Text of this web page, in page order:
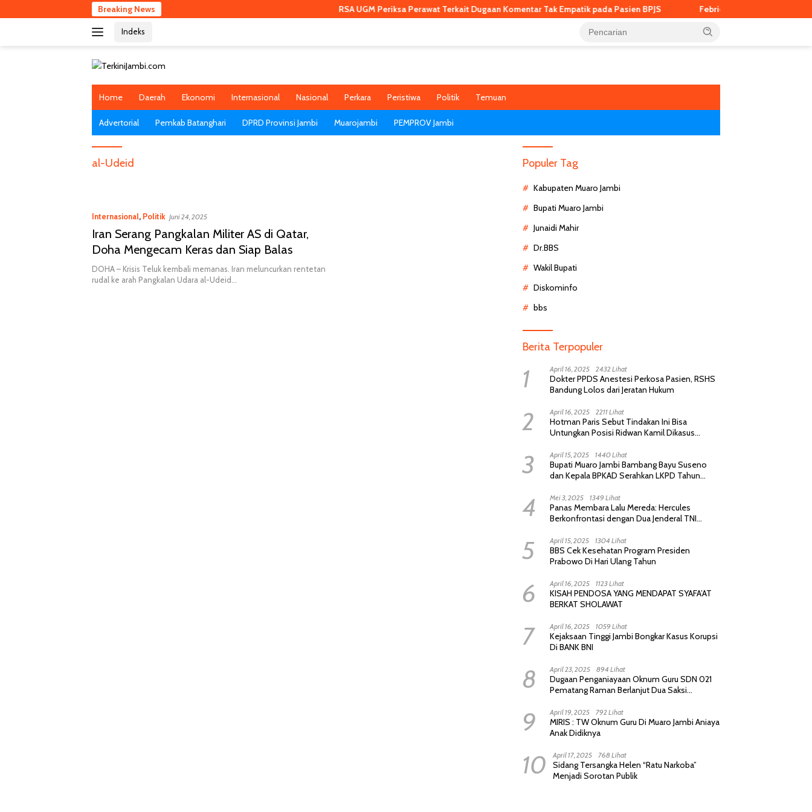
ke
Breaking News RSA UGM Periksa Perawat Terkait Dugaan Komentar Tak Empatik pada Pasien BPJS Febrie Adriansyah Gugat
Indeks
Home Daerah Ekonomi Internasional Nasional Perkara Peristiwa Politik Temuan
Advertorial Pemkab Batanghari DPRD Provinsi Jambi Muarojambi PEMPROV Jambi
al-Udeid
Internasional, Politik Juni 24, 2025
Iran Serang Pangkalan Militer AS di Qatar,
Doha Mengecam Keras dan Siap Balas
DOHA – Krisis Teluk kembali memanas. Iran meluncurkan rentetan
rudal ke arah Pangkalan Udara al-Udeid…
Populer Tag
Kabupaten Muaro Jambi
Bupati Muaro Jambi
Junaidi Mahir
Dr.BBS
Wakil Bupati
Diskominfo
bbs
Berita Terpopuler
1 April 16, 2025 2432 Lihat
Dokter PPDS Anestesi Perkosa Pasien, RSHS
Bandung Lolos dari Jeratan Hukum
2 April 16, 2025 2211 Lihat
Hotman Paris Sebut Tindakan Ini Bisa
Untungkan Posisi Ridwan Kamil Dikasus
3 April 15, 2025 1440 Lihat
Bupati Muaro Jambi Bambang Bayu Suseno
dan Kepala BPKAD Serahkan LKPD Tahun
4 Mei 3, 2025 1349 Lihat
Panas Membara Lalu Mereda: Hercules
Berkonfrontasi dengan Dua Jenderal TNI
Permintaan Maaf
5 April 15, 2025 1304 Lihat
BBS Cek Kesehatan Program Presiden
Prabowo Di Hari Ulang Tahun
6 April 16, 2025 1123 Lihat
KISAH PENDOSA YANG MENDAPAT SYAFA’AT
BERKAT SHOLAWAT
7 April 16, 2025 1059 Lihat
Kejaksaan Tinggi Jambi Bongkar Kasus Korupsi
Di BANK BNI
8 April 23, 2025 894 Lihat
Dugaan Penganiayaan Oknum Guru SDN 021
Pematang Raman Berlanjut Dua Saksi
9 April 19, 2025 792 Lihat
MIRIS : TW Oknum Guru Di Muaro Jambi Aniaya
Anak Didiknya
10 April 17, 2025 768 Lihat
Sidang Tersangka Helen “Ratu Narkoba”
Menjadi Sorotan Publik